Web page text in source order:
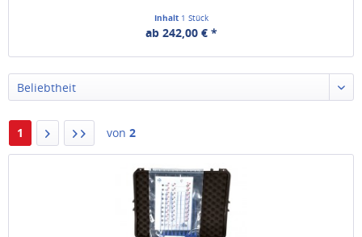
Inhalt 1 Stück
ab 242,00 € *
Beliebtheit
1 von 2